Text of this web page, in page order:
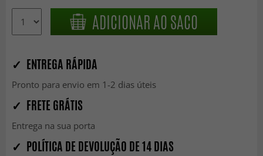
ADICIONAR AO SACO
✓ ENTREGA RÁPIDA
Pronto para envio em 1-2 dias úteis
✓ FRETE GRÁTIS
Entrega na sua porta
✓ POLÍTICA DE DEVOLUÇÃO DE 14 DIAS